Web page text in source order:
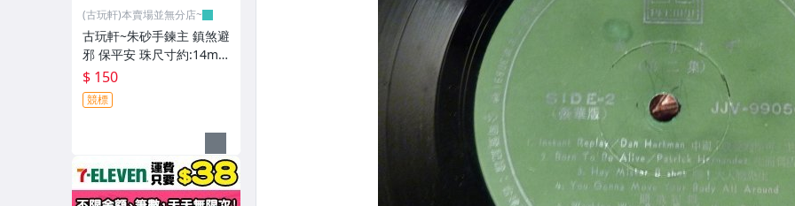
(古玩軒)本賣場並無分店~
古玩軒~朱砂手鍊主 鎮煞避
邪 保平安 珠尺寸約:14m
m.手圍約~17-18-GGG94
$ 150
競標